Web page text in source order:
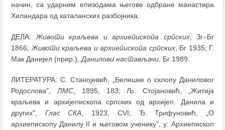
начин, са ударним епизодама његове одбране манастира
Хиландара од каталанских разбојника.
ДЕЛА: Животи краљева и архиепископа српских, Зг–Бг
1866; Животи краљева и архиепископа српских, Бг 1935; Г.
Мак Данијел (прир.), Данилови настављачи , Бг 1989.
ЛИТЕРАТУРА: С. Станојевић, „Белешке о склопу Даниловог
Родослова", ЛМС, 1895, 183; Љ. Стојановић, „Житија
краљева и архијепископа српских од архијеп. Данила и
других", Глас СКА , 1923, CVI; Ђ. Трифуновић, „О
архиепископу Данилу II и његовом ученику", у: Архиепископ